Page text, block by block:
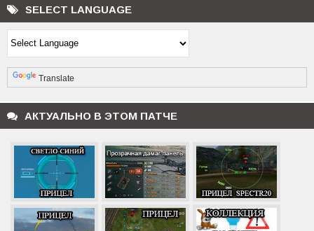
SELECT LANGUAGE
Translate
АКТУАЛЬНО В ЭТОМ ПАТЧЕ